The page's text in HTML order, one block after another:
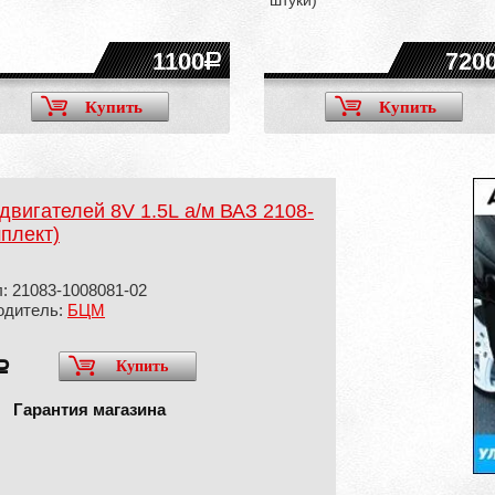
1100
Купить Купить
8V 1.5L а/м ВАЗ 2108-
21083-1008081-02
БЦМ
Купить
Гарантия магазина